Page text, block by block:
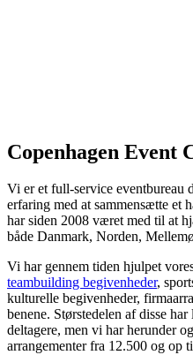
Copenhagen Event
Vi er et full-service eventbureau
erfaring med at sammensætte et
har siden 2008 været med til at
både Danmark, Norden,
Vi har gennem tiden hjulpet
teambuilding begivenheder,
kulturelle begivenheder,
benene. Størstedelen af disse
deltagere, men vi har herunder
arrangementer fra 12.500 og op